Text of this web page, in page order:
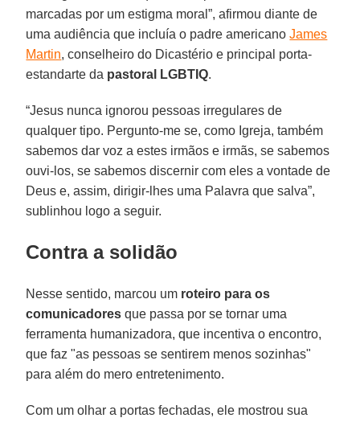
marcadas por um estigma moral”, afirmou diante de
uma audiência que incluía o padre americanoJames
Martin, conselheiro do Dicastério e principal porta-
estandarte da pastoral LGBTIQ.
“Jesus nunca ignorou pessoas irregulares de
qualquer tipo. Pergunto-me se, como Igreja, também
sabemos dar voz a estes irmãos e irmãs, se sabemos
ouvi-los, se sabemos discernir com eles a vontade de
Deus e, assim, dirigir-lhes uma Palavra que salva”,
sublinhou logo a seguir.
Contra a solidão
Nesse sentido, marcou um roteiro para os
comunicadores que passa por se tornar uma
ferramenta humanizadora, que incentiva o encontro,
que faz "as pessoas se sentirem menos sozinhas"
para além do mero entretenimento.
Com um olhar a portas fechadas, ele mostrou sua